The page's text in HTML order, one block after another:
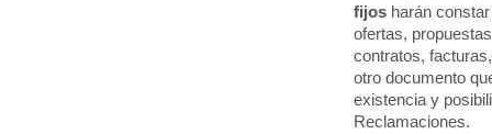
fijos harán
ofertas,
contratos,
otro documento
existencia y
Reclamaciones.